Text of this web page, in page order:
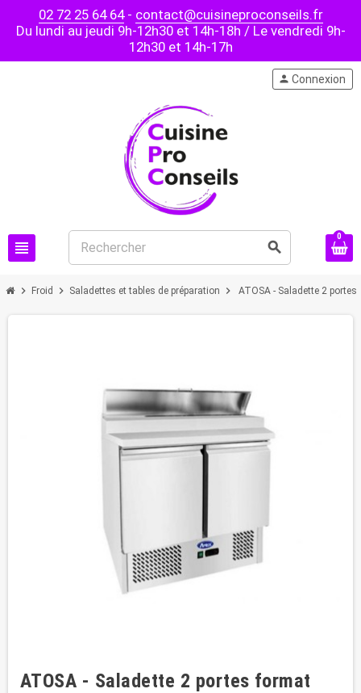
02 72 25 64 64- contact@cuisineproconseils.fr
Du lundi au jeudi 9h-12h30 et 14h-18h / Le vendredi 9h-
12h30 et 14h-17h
view_headline search
person Connexion
0
chevron_right Froid chevron_right Saladettes et tables de préparation chevron_right ATOSA - Saladette 2
ATOSA - Saladette 2 portes format